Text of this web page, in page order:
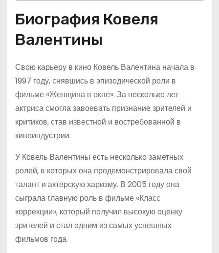
Биография Ковеля
Валентины
Свою карьеру в кино Ковель Валентина начала в
1997 году, снявшись в эпизодической роли в
фильме «Женщина в окне». За несколько лет
актриса смогла завоевать признание зрителей и
критиков, став известной и востребованной в
киноиндустрии.
У Ковель Валентины есть несколько заметных
ролей, в которых она продемонстрировала свой
талант и актёрскую харизму. В 2005 году она
сыграла главную роль в фильме «Класс
коррекции», который получил высокую оценку
зрителей и стал одним из самых успешных
фильмов года.